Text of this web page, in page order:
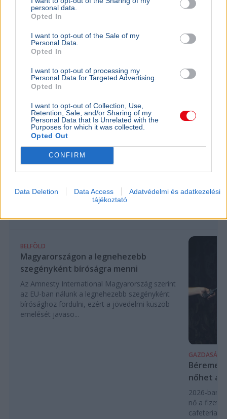
personal data.
Opted In
I want to opt-out of the Sale of my
Personal Data.
Opted In
I want to opt-out of processing my
Personal Data for Targeted Advertising.
Opted In
I want to opt-out of Collection, Use,
Retention, Sale, and/or Sharing of my
Personal Data that Is Unrelated with the
Purposes for which it was collected.
Opted Out
CONFIRM
Data Deletion Data Access
Adatvédelmi és adatkezelési
tájékoztató
Magyarország Morrisons Gazdaság Üzlet
A Tesco a Citigroupot és a Goldman Sachst bízta meg
közép-európai eladásának előkészítésével, a magyar
hálózatot pedig önálló csomagban kínálhatják.
BELFÖLD
Magyarországon a legnehezebb
szegényként bíróságra menni
Az Amnesty International Magyarország szerint
az EU-ban nálunk a legnehezebb szegényként
bírósághoz fordulni, ezért a jövedelmi küszöb
emelését javaso...
GAZDASÁG
nőhet a
2026-ban
nő a
cafeteria